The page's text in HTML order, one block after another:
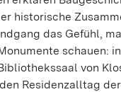
historische
das Gefühl,
schauen:
von
Residenzalltag